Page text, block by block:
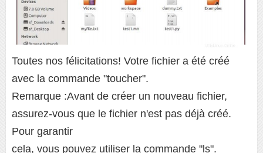
Toutes nos félicitations! Votre fichier a été créé
avec la commande "toucher".
Remarque :Avant de créer un nouveau fichier,
assurez-vous que le fichier n'est pas déjà créé.
Pour garantir
cela, vous pouvez utiliser la commande "ls".